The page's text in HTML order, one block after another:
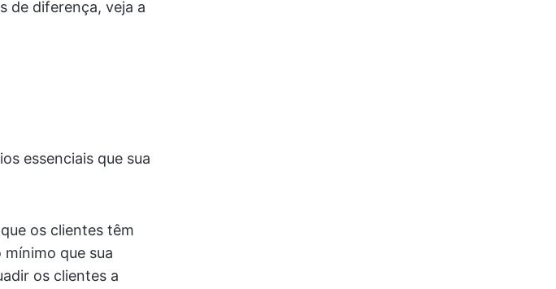
de diferença, veja a
essenciais que sua
os clientes têm
que sua
os clientes a